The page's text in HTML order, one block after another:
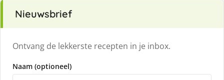
Nieuwsbrief
Ontvang de lekkerste recepten in je inbox.
Naam (optioneel)